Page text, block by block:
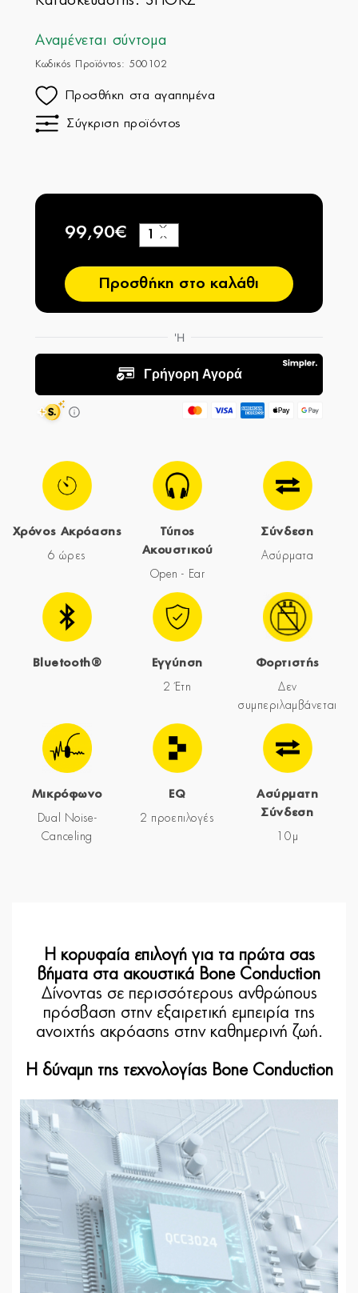
Αναμένεται σύντομα
Κωδικός Προϊόντος: 500102
Προσθήκη στα αγαπημένα
Σύγκριση προϊόντος
99,90€
−
+
Προσθήκη στο καλάθι
Χρόνος Ακρόασης
6 ώρες
Τύπος
Ακουστικού
Open - Ear
Σύνδεση
Ασύρματα
Bluetooth® Εγγύηση
2 Έτη
Φορτιστής
Δεν
συμπεριλαμβάνεται
Μικρόφωνο
Dual Noise-
Canceling
EQ
2 προεπιλογές
Ασύρματη
Σύνδεση
10μ
H κορυφαία επιλογή για τα πρώτα σας
βήματα στα ακουστικά Bone Conduction
Δίνοντας σε περισσότερους ανθρώπους
πρόσβαση στην εξαιρετική εμπειρία της
ανοιχτής ακρόασης στην καθημερινή ζωή.
Η δύναμη της τεχνολογίας Bone Conduction